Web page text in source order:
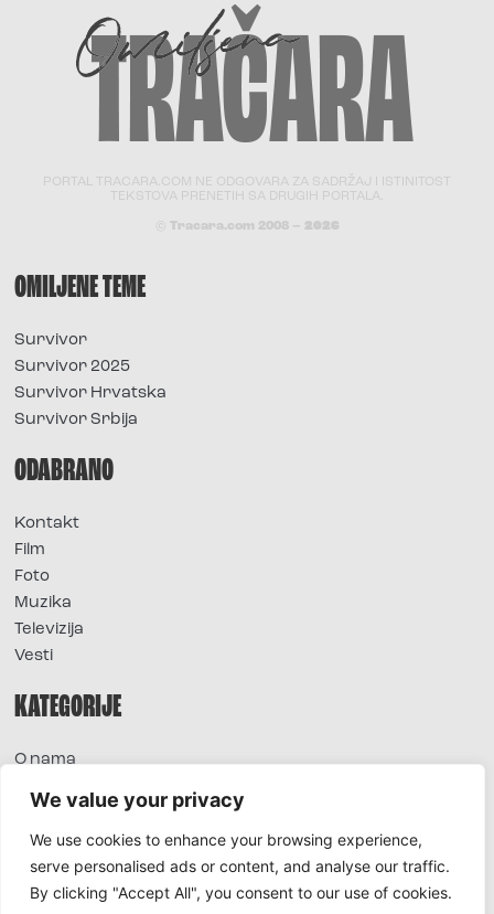
We value your privacy
We use cookies to enhance your browsing experience,
serve personalised ads or content, and analyse our traffic.
By clicking "Accept All", you consent to our use of cookies.
PORTAL TRACARA.COM NE ODGOVARA ZA SADRŽAJ I ISTINITOST
TEKSTOVA PRENETIH SA DRUGIH PORTALA.
© Tracara.com 2008 – 2026
OMILJENE TEME
Survivor
Survivor 2025
Survivor Hrvatska
Survivor Srbija
ODABRANO
Kontakt
Film
Foto
Muzika
Televizija
Vesti
KATEGORIJE
O nama
Extra
Foto
Moda
TV